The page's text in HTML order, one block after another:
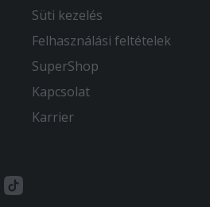
Süti kezelés
Felhasználási feltételek
SuperShop
Kapcsolat
Karrier